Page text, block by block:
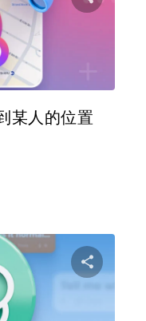
某人的位置